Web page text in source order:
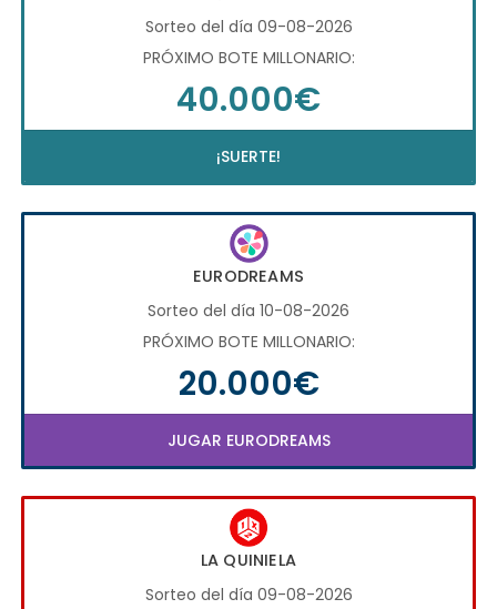
Sorteo del día 09-08-2026
PRÓXIMO BOTE MILLONARIO:
40.000€
¡SUERTE!
EURODREAMS
Sorteo del día 10-08-2026
PRÓXIMO BOTE MILLONARIO:
20.000€
JUGAR EURODREAMS
LA QUINIELA
Sorteo del día 09-08-2026